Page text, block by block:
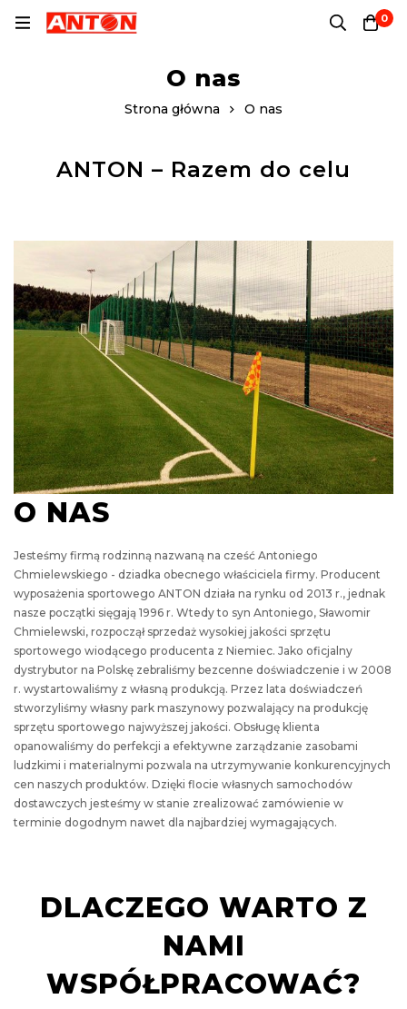
0
O nas
Strona główna O nas
ANTON – Razem do celu
O NAS
Jesteśmy firmą rodzinną nazwaną na cześć Antoniego
Chmielewskiego - dziadka obecnego właściciela firmy. Producent
wyposażenia sportowego ANTON działa na rynku od 2013 r., jednak
nasze początki sięgają 1996 r. Wtedy to syn Antoniego, Sławomir
Chmielewski, rozpoczął sprzedaż wysokiej jakości sprzętu
sportowego wiodącego producenta z Niemiec. Jako oficjalny
dystrybutor na Polskę zebraliśmy bezcenne doświadczenie i w 2008
r. wystartowaliśmy z własną produkcją. Przez lata doświadczeń
stworzyliśmy własny park maszynowy pozwalający na produkcję
sprzętu sportowego najwyższej jakości. Obsługę klienta
opanowaliśmy do perfekcji a efektywne zarządzanie zasobami
ludzkimi i materialnymi pozwala na utrzymywanie konkurencyjnych
cen naszych produktów. Dzięki flocie własnych samochodów
dostawczych jesteśmy w stanie zrealizować zamówienie w
terminie dogodnym nawet dla najbardziej wymagających.
DLACZEGO WARTO Z
NAMI
WSPÓŁPRACOWAĆ?